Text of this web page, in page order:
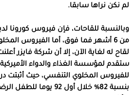
لم نكن نراها سابقا.
وبالنسبة للقاحات، فإن فيروس كورونا
من 6 أشهر فما فوق، أما الفيروس
ستقدم لمؤسسة الغذاء والدواء الأميركية
للفيروس المخلوي التنفسي، حيث أثبتت